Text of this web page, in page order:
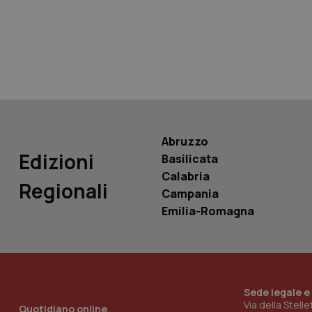
Edizioni
Regionali
Abruzzo
Basilicata
Calabria
Campania
Emilia-Romagna
Quotidiano online
Sede legale
Via della
_ga_KM60CM4NPH